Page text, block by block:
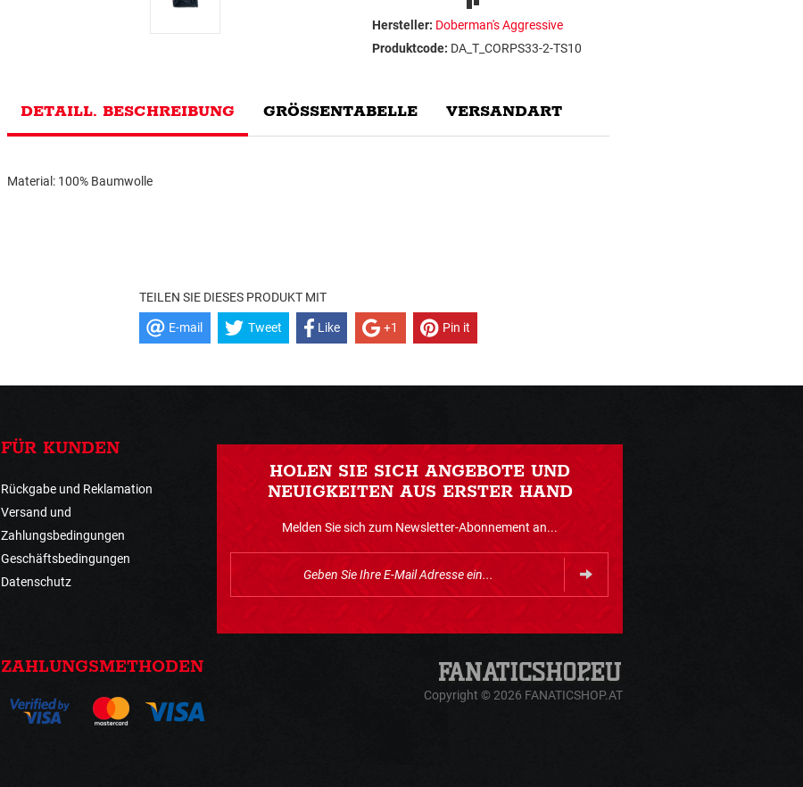
Hersteller: Doberman's Aggressive
Produktcode: DA_T_CORPS33-2-TS10
DETAILL. BESCHREIBUNG GRÖSSENTABELLE VERSANDART
Material: 100% Baumwolle
TEILEN SIE DIESES PRODUKT MIT
E-mail Tweet Like +1 Pin it
FÜR KUNDEN
Rückgabe und Reklamation
Versand und
Zahlungsbedingungen
Geschäftsbedingungen
Datenschutz
ZAHLUNGSMETHODEN
HOLEN SIE SICH ANGEBOTE UND
NEUIGKEITEN AUS ERSTER HAND
Melden Sie sich zum Newsletter-Abonnement an...
Copyright © 2026 FANATICSHOP.AT